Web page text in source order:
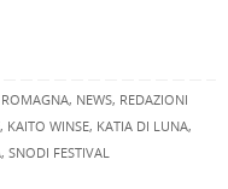
, NEWS, REDAZIONI
, KAITO WINSE, KATIA DI LUNA,
, SNODI FESTIVAL